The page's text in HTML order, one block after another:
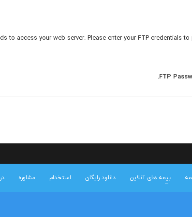
to access your web server. Please enter your FTP credentials
FTP
بیمه های آنلاین دانلود رایگان استخدام مشاوره